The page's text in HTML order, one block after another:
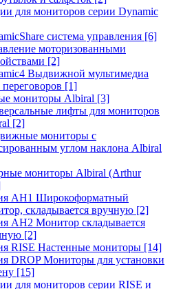
для мониторов серии Dynamic
система управления [6]
моторизованными
[2]
Выдвижной мультимедиа
переговоров [1]
мониторы Albiral [3]
лифты для мониторов
[2]
мониторы с
углом наклона Albiral
мониторы Albiral (Arthur
AH1 Широкоформатный
складывается вручную [2]
AH2 Монитор складывается
[2]
RISE Настенные мониторы [14]
DROP Мониторы для установки
[15]
для мониторов серии RISE и